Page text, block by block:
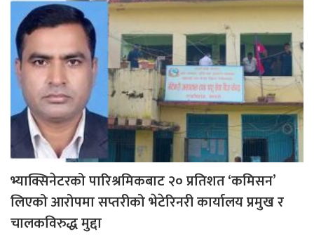
भ्याक्सिनेटरको पारिश्रमिकबाट २० प्रतिशत ‘कमिसन’
लिएको आरोपमा सप्तरीको भेटेरिनरी कार्यालय प्रमुख र
चालकविरुद्ध मुद्दा